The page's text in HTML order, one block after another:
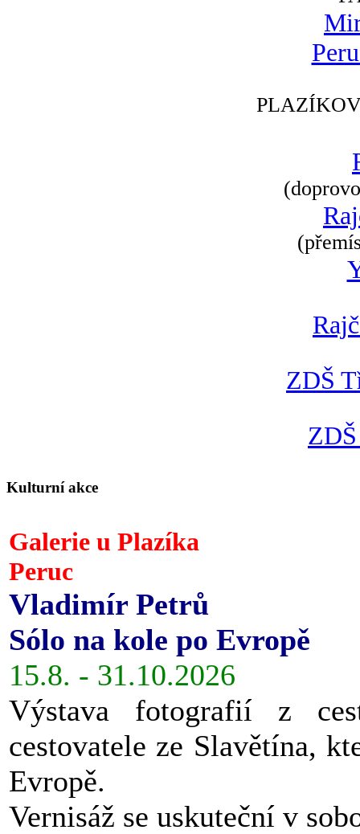
ZDŠ
Kulturní akce
Galerie u Plazíka
Peruc
Vladimír Petrů
Sólo na kole po Evropě
15.8. - 31.10.2026
Výstava fotografií z
cestovatele ze Slavětína,
Evropě.
Vernisáž se uskuteční v